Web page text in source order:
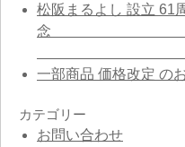
松阪まるよし 設立 61
一部商品 価格改定 の
カテゴリー
お問い合わせ